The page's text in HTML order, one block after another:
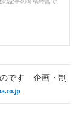
のです 企画・制